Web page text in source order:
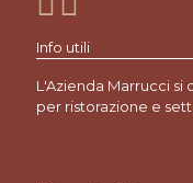
Info utili
L'Azienda Marrucci
per ristorazione e